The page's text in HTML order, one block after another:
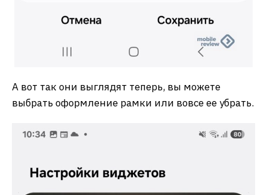
А вот так они выглядят теперь, вы можете
выбрать оформление рамки или вовсе ее убрать.